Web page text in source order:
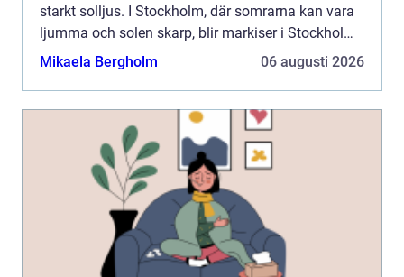
starkt solljus. I Stockholm, där somrarna kan vara
ljumma och solen skarp, blir markiser i Stockholm
en oumbärlig del av hemm...
Mikaela Bergholm 06 augusti 2026